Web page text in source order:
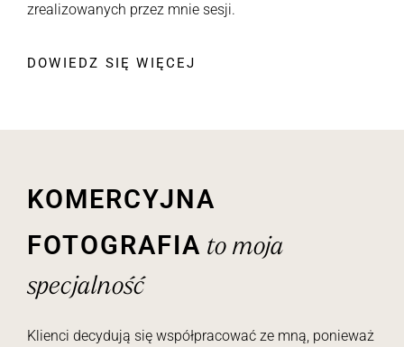
zrealizowanych przez mnie sesji.
DOWIEDZ SIĘ WIĘCEJ
Komercyjna
fotografia to moja
specjalność
Klienci decydują się współpracować ze mną, ponieważ